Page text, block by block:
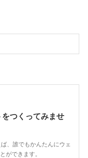
つくってみませ
、誰でもかんたんにウェ
ができます。